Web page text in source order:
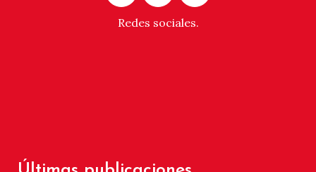
Redes sociales.